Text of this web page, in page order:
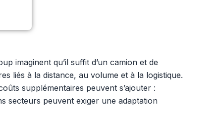
imaginent qu’il suffit d’un camion et de
liés à la distance, au volume et à la logistique.
supplémentaires peuvent s’ajouter :
secteurs peuvent exiger une adaptation